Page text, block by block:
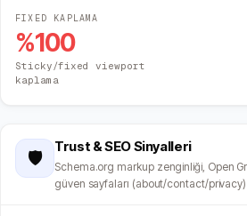
FIXED KAPLAMA
%100
Sticky/fixed viewport
kaplama
🛡️
Trust & SEO Sinyalleri
Schema.org markup zenginliği, Open
güven sayfaları (about/contact/privacy)